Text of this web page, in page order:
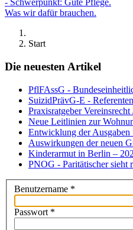
- Schwerpunkt: Gute Pflege.
Was wir dafür brauchen.
Start
Die neuesten Artikel
PflFAssG -
SuizidPrävG-E -
Praxisratgeber
Neue Leitlinien zur
Entwicklung der
Auswirkungen der neuen
Kinderarmut in Berlin –
PNOG - Paritätischer sieht
Benutzername *
Passwort *